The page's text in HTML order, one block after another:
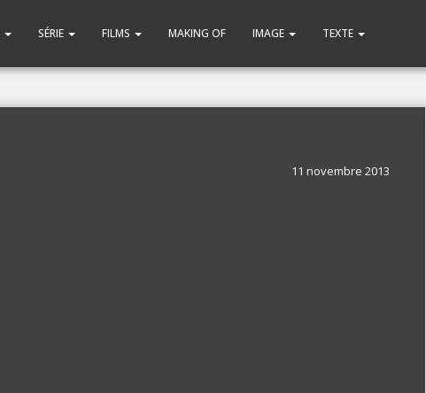
SÉRIE FILMS MAKING OF IMAGE TEXTE
11 novembre 2013